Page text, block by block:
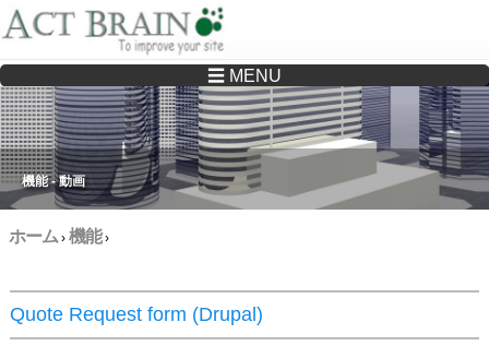
Drupalサイトの制作・保守をどこに頼んでいいか分からない方へ…まずはご相談く
ださい
☰ MENU
機能 - 動画
ホーム› 機能›
Quote Request form (Drupal)